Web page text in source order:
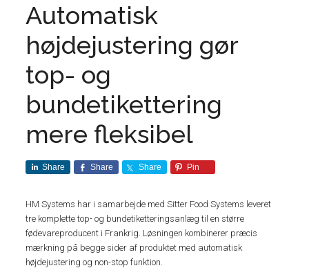
Automatisk
højdejustering gør
top- og
bundetikettering
mere fleksibel
Share Share Share Pin
HM Systems har i samarbejde med Sitter Food Systems leveret
tre komplette top- og bundetiketteringsanlæg til en større
fødevareproducent i Frankrig. Løsningen kombinerer præcis
mærkning på begge sider af produktet med automatisk
højdejustering og non-stop funktion.